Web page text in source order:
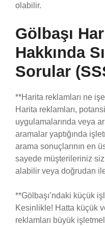
olabilir.
Gölbaşı
Hakkında
Sorular
**Harita reklamları ne
Harita reklamları,
uygulamalarında veya
aramalar yaptığında
arama sonuçlarının en
sayede müşterileriniz
alabilir veya doğrudan
**Gölbaşı’ndaki küçük
Kesinlikle! Hatta küçük
reklamları büyük